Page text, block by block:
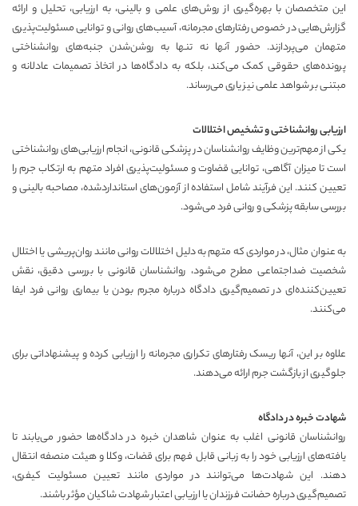
این متخصصان با بهره‌گیری از روش‌های علمی و بالینی، به ارزیابی، تحلیل و ارائه
گزارش‌هایی در خصوص رفتارهای مجرمانه، آسیب‌های روانی و توانایی مسئولیت‌پذیری
متهمان می‌پردازند. حضور آنها نه تنها به روشن‌شدن جنبه‌های روانشناختی
پرونده‌های حقوقی کمک می‌کند، بلکه به دادگاه‌ها در اتخاذ تصمیمات عادلانه و
مبتنی بر شواهد علمی نیز یاری می‌رساند.
ارزیابی روانشناختی و تشخیص اختلالات
یکی از مهم‌ترین وظایف روانشناسان در پزشکی قانونی، انجام ارزیابی‌های روانشناختی
است تا میزان آگاهی، توانایی قضاوت و مسئولیت‌پذیری افراد متهم به ارتکاب جرم را
تعیین کنند. این فرآیند شامل استفاده از آزمون‌های استانداردشده، مصاحبه بالینی و
بررسی سابقه پزشکی و روانی فرد می‌شود.
به عنوان مثال، در مواردی که متهم به دلیل اختلالات روانی مانند روان‌پریشی یا اختلال
شخصیت ضداجتماعی مطرح می‌شود، روانشناسان قانونی با بررسی دقیق، نقش
تعیین‌کننده‌ای در تصمیم‌گیری دادگاه درباره مجرم بودن یا بیماری روانی فرد ایفا
می‌کنند.
علاوه بر این، آنها ریسک رفتارهای تکراری مجرمانه را ارزیابی کرده و پیشنهاداتی برای
جلوگیری از بازگشت جرم ارائه می‌دهند.
شهادت خبره در دادگاه
روانشناسان قانونی اغلب به عنوان شاهدان خبره در دادگاه‌ها حضور می‌یابند تا
یافته‌های ارزیابی خود را به زبانی قابل فهم برای قضات، وکلا و هیئت منصفه انتقال
دهند. این شهادت‌ها می‌توانند در مواردی مانند تعیین مسئولیت کیفری،
تصمیم‌گیری درباره حضانت فرزندان یا ارزیابی اعتبار شهادت شاکیان مؤثر باشند.